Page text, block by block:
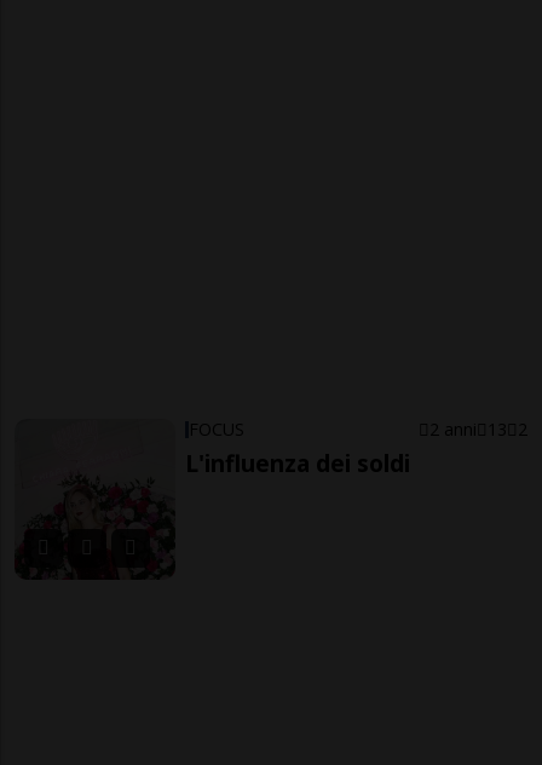
FOCUS 2 anni 13 2
L'influenza dei soldi